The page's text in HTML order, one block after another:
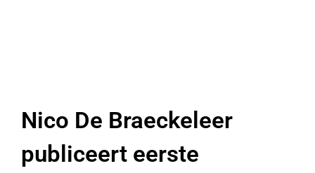
Nico De Braeckeleer
publiceert eerste